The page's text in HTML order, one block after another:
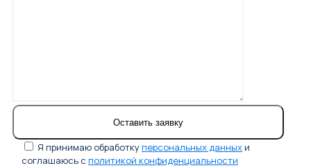
Я принимаю обработкуперсональных данных и
соглашаюсь с политикой конфиденциальности